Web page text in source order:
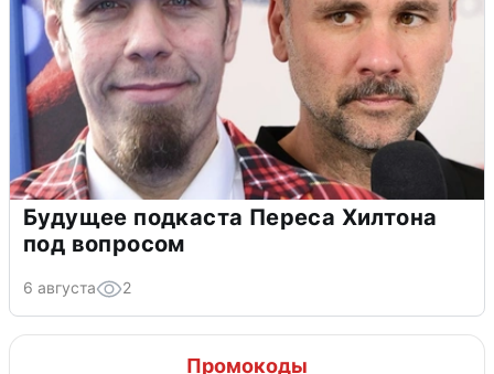
Будущее подкаста Переса Хилтона
под вопросом
6 августа 2
Промокоды